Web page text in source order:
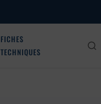
FICHES
TECHNIQUES